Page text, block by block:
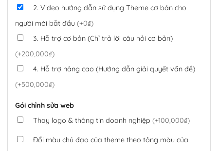
2. Video hướng dẫn sử dụng Theme cơ bản cho
người mới bắt đầu (+0₫)
3. Hỗ trợ cơ bản (Chỉ trả lời câu hỏi cơ bản)
(+200,000₫)
4. Hỗ trợ nâng cao (Hướng dẫn giải quyết vấn đề)
(+500,000₫)
Gói chỉnh sửa web
Thay logo & thông tin doanh nghiệp (+100,000₫)
Đổi màu chủ đạo của theme theo tông màu của